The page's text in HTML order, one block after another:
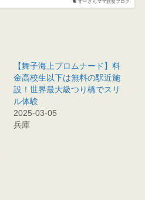
すーさんママ旅食ブログ
【舞子海上プロムナード】料
金高校生以下は無料の駅近施
設！世界最大級つり橋でスリ
ル体験
2025-03-05
兵庫